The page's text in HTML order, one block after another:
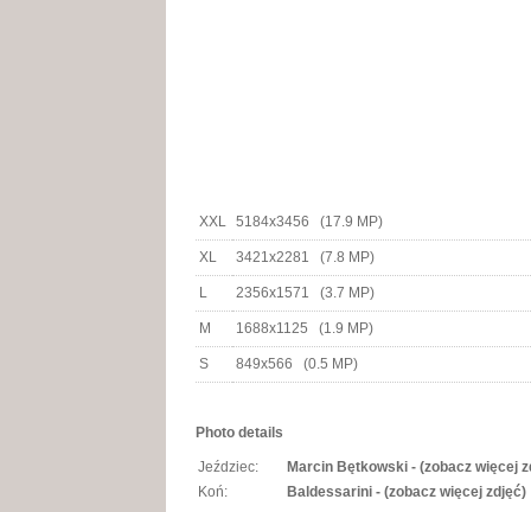
XXL 5184x3456 (17.9 MP)
XL 3421x2281 (7.8 MP)
L 2356x1571 (3.7 MP)
M 1688x1125 (1.9 MP)
S 849x566 (0.5 MP)
Photo details
Jeździec:
Marcin Bętkowski - (zobacz więcej
Koń:
Baldessarini - (zobacz więcej zdjęć)